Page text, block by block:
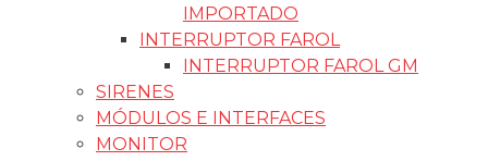
IMPORTADO
INTERRUPTOR FAROL
INTERRUPTOR FAROL GM
SIRENES
MÓDULOS E INTERFACES
MONITOR